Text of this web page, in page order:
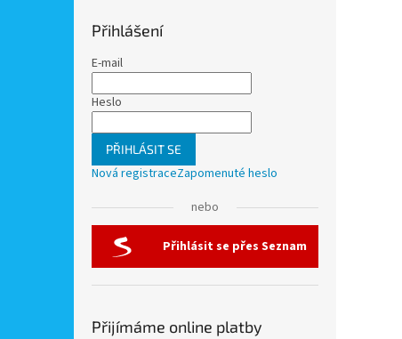
Přihlášení
E-mail
Heslo
PŘIHLÁSIT SE
Nová registraceZapomenuté heslo
nebo
Přihlásit se přes Seznam
Přijímáme online platby